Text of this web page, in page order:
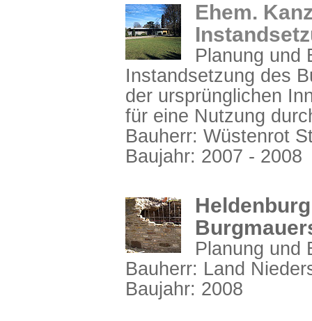
Ehem.
Planung und
Instandsetzung des
der ursprünglichen
für eine Nutzung
Bauherr: Wüstenrot
Baujahr: 2007 - 2008
Planung und
Bauherr: Land
Baujahr: 2008